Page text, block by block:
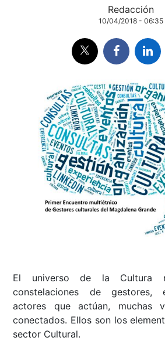
Redacción
10/04/2018 - 06:35
El universo de la Cultura
constelaciones de gestores,
actores que actúan, muchas
conectados. Ellos son los
sector Cultural.